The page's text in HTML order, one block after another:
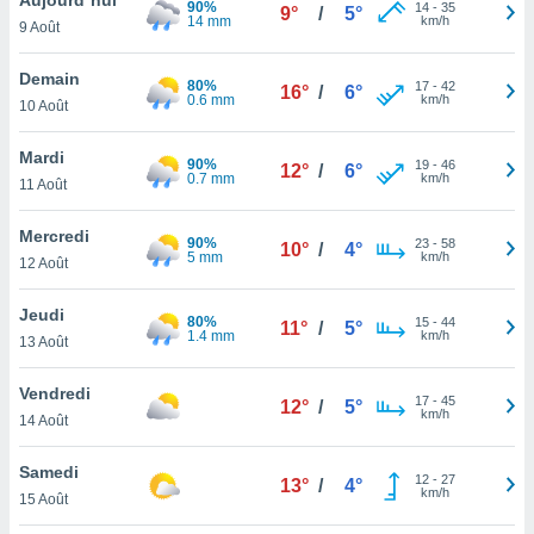
et
»,
au
vous
qu'ils
ou
le
ainsi
un
la
du
9 Août
90%
14 mm
9° / 5° 14- 35
km/h
Demain
10 Août
80%
0.6 mm
16° / 6° 17- 42
km/h
Mardi
11 Août
90%
0.7 mm
12° / 6° 19- 46
km/h
Mercredi
12 Août
90%
5 mm
10° / 4° 23- 58
km/h
Jeudi
13 Août
80%
1.4 mm
11° / 5° 15- 44
km/h
Vendredi
14 Août
12° / 5° 17- 45
km/h
Samedi
15 Août
13° / 4° 12- 27
km/h